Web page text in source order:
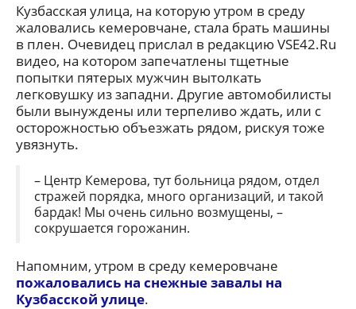
Кузбасская улица, на которую утром в среду
жаловались кемеровчане, стала брать машины
в плен. Очевидец прислал в редакцию VSE42.Ru
видео, на котором запечатлены тщетные
попытки пятерых мужчин вытолкать
легковушку из западни. Другие автомобилисты
были вынуждены или терпеливо ждать, или с
осторожностью объезжать рядом, рискуя тоже
увязнуть.
– Центр Кемерова, тут больница рядом, отдел
стражей порядка, много организаций, и такой
бардак! Мы очень сильно возмущены, –
сокрушается горожанин.
Напомним, утром в среду кемеровчане
пожаловались на снежные завалы на
Кузбасской улице.